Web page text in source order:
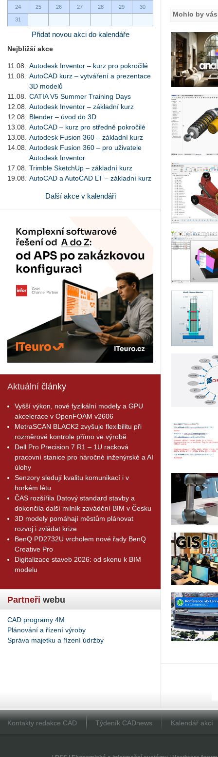
24 25 26 27 28 29 30
31
Přidat novou akci do kalendáře
Nejbližší akce
11.08.
Autodesk Inventor – kurz pro pokročilé
11.08.
AutoCAD kurz – vytváření a prezentace
3D modelů
11.08.
CATIA V5 Summer Training Days
12.08.
Autodesk Inventor – základní kurz
12.08.
Blender – úvod do 3D
13.08.
AutoCAD – kurz pro středně pokročilé
13.08.
Autodesk Fusion 360 – základní kurz
14.08.
Autodesk Fusion 360 – pro uživatele
Autodesk Inventor
17.08.
Trimble SketchUp – základní kurz
19.08.
AutoCAD a AutoCAD LT – základní kurz
Další akce v kalendáři
Aktuální články
Vyšší výkon, nové fyzikální modely a GPU
akcelerace v OpenFOAM v2606
MetraSCAN BLACK2 zvyšuje flexibilitu při
rozměrové kontrole přímo ve výrobě
Dell Pro Precision 7 R1 – 1U racková
pracovní stanice pro náročné inženýrské a AI
úlohy
Senzory sledují kvalitu komunikací i v
horkém létu
ČAS rozšířila Datový standard stavby a
dokončila další milník zavádění BIM v Česku
3D modely pomáhají městům plánovat
rozvoj i zvládat krize
BenQ PD2732U vrcholem nové řady BenQ
Creative Pro
Digitalizace staveb 2026: od skenu k BIM
modelu
Partneři webu
CAD programy 4M
Plánování a řízení výroby
Správa majetku a řízení údržby
Mohlo by
Kontakty redakce CAD Týdeník CADnews Kalendář akcí